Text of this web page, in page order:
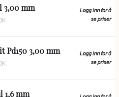
3,00 mm
Logg inn for å
se priser
Pd150 3,00 mm
Logg inn for å
se priser
1,6 mm